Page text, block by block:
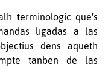
terminologic que's
ligadas a las
dens aqueth
tanben de las